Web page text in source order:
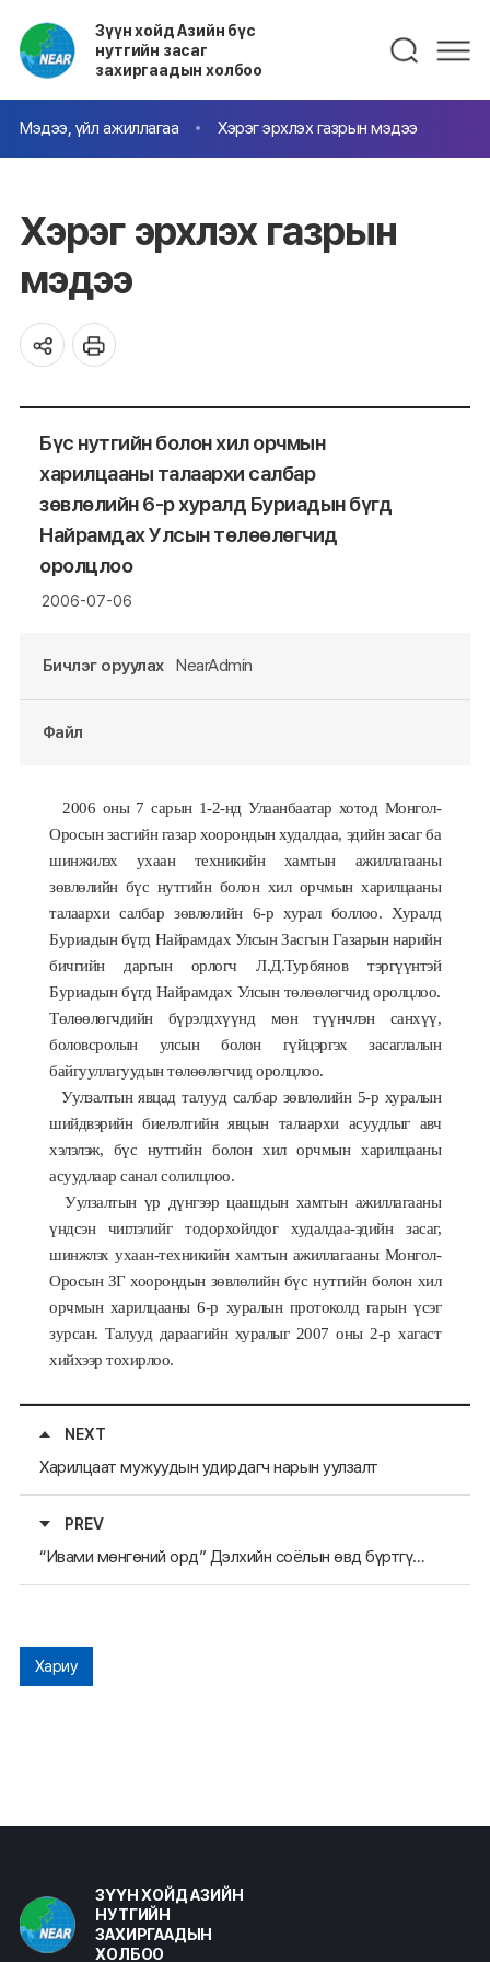
Зүүн хойд Азийн бүс
нутгийн засаг
захиргаадын холбоо
Мэдээ, үйл ажиллагаа Хэрэг эрхлэх газрын мэдээ
Хэрэг эрхлэх газрын
мэдээ
Бүс нутгийн болон хил орчмын
харилцааны талаархи салбар
зөвлөлийн 6-р хуралд Буриадын бүгд
Найрамдах Улсын төлөөлөгчид
оролцлоо
2006-07-06
Бичлэг оруулах NearAdmin
Файл
2006 оны 7 сарын 1-2-нд Улаанбаатар хотод Монгол-
Оросын засгийн газар хоорондын худалдаа, эдийн засаг ба
шинжилэх ухаан техникийн хамтын ажиллагааны
зөвлөлийн бүс нутгийн болон хил орчмын харилцааны
талаархи салбар зөвлөлийн 6-р хурал боллоо. Хуралд
Буриадын бүгд Найрамдах Улсын Засгын Газарын нарийн
бичгийн даргын орлогч Л.Д.Турбянов тэргүүнтэй
Буриадын бүгд Найрамдах Улсын төлөөлөгчид оролцлоо.
Төлөөлөгчдийн бүрэлдхүүнд мөн түүнчлэн санхүү,
боловсролын улсын болон гүйцэргэх засаглалын
байгууллагуудын төлөөлөгчид оролцлоо.
Уулзалтын явцад талууд салбар зөвлөлийн 5-р хуралын
шийдвэрийн биелэлтийн явцын талаархи асуудлыг авч
хэлэлэж, бүс нутгийн болон хил орчмын харилцааны
асуудлаар санал солилцлоо.
Уулзалтын үр дүнгээр цаашдын хамтын ажиллагааны
үндсэн чиглэлийг тодорхойлдог худалдаа-эдийн засаг,
шинжлэх ухаан-техникийн хамтын ажиллагааны Монгол-
Оросын ЗГ хоорондын зөвлөлийн бүс нутгийн болон хил
орчмын харилцааны 6-р хуралын протоколд гарын үсэг
зурсан. Талууд дараагийн хуралыг 2007 оны 2-р хагаст
хийхээр тохирлоо.
NEXT
Харилцаат мужуудын удирдагч нарын уулзалт
PREV
“Ивами мөнгөний орд” Дэлхийн соёлын өвд бүртгүүлэх өргөдөл гардуулав
Хариу
ЗҮҮН ХОЙД АЗИЙН
НУТГИЙН
ЗАХИРГААДЫН
ХОЛБОО